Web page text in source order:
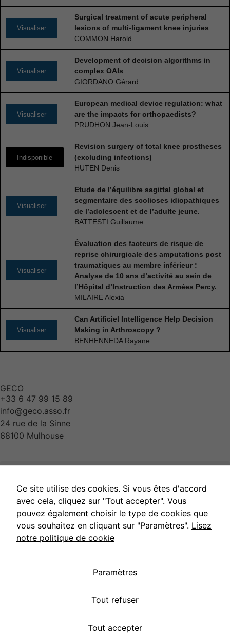
Visualiser
Surgical treatment of acute peripheral
lesions of multi-ligament knee injuries
COMMON Harold
Visualiser
Development of decision algorithms in
complex OAIs
GIORDANO Gérard
Visualiser
European medical device regulation: what
are the impacts for orthopaedists?
PRUDHON Jean-Louis
Indisponible
Revision surgery of total knee prostheses
(excluding infections)
HUTEN Denis
Visualiser
Etude de l’équilibre sagittal global et
segmentaire des scolioses idiopathiques
de l’adolescent et de l’adulte jeune.
BATTESTI Guillaume
Visualiser
Évaluation des facteurs de risque de
reprise chirurgicale des amputations post
traumatiques au membre inférieur :
Analyse de 10 ans d’activité au sein de
l’Hôpital d’Instruction des Armées Percy.
MILAIRE Alexia
Visualiser
Can Artificiel Intelligence Help Decision
Making in Arthroscopy ?
BENHENNEDA Rayane
GECO
+33 6 47 99 15 89
info@geco.asso.fr
24 rue de la Sinne
68100 Mulhouse
Ce site utilise des cookies. Si vous êtes d'accord
avec cela, cliquez sur "Tout accepter". Vous
pouvez également choisir le type de cookies que
vous souhaitez en cliquant sur "Paramètres". Lisez
notre politique de cookie
Paramètres
Tout refuser
Tout accepter